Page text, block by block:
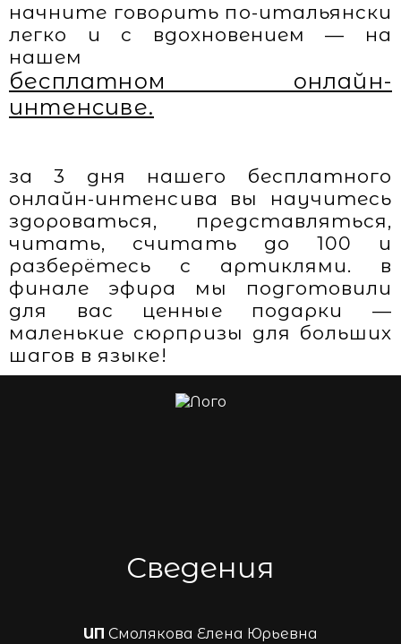
начните говорить по-итальянски
легко и с вдохновением — на
нашем
бесплатном онлайн-
интенсиве.
за 3 дня нашего бесплатного
онлайн-интенсива вы научитесь
здороваться, представляться,
читать, считать до 100 и
разберётесь с артиклями. в
финале эфира мы подготовили
для вас ценные подарки —
маленькие сюрпризы для больших
шагов в языке!
Сведения
ИП Смолякова Елена Юрьевна